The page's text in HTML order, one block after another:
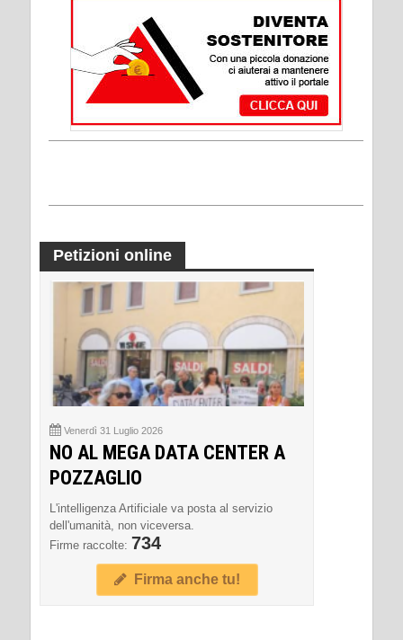
Petizioni online
Venerdì 31 Luglio 2026
NO AL MEGA DATA CENTER A
POZZAGLIO
L'intelligenza Artificiale va posta al servizio
dell'umanità, non viceversa.
Firme raccolte: 734
Firma anche tu!